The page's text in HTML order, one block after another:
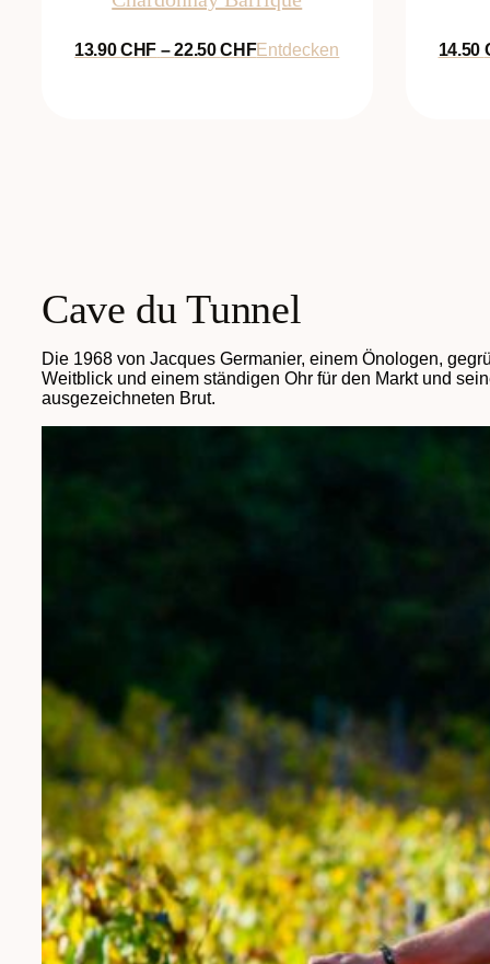
13.90CHF –22.50CHFPreisspanne:
Entdecken 14.50
Cave du Tunnel
Die 1968 von Jacques Germanier, einem Önologen,
Weitblick und einem ständigen Ohr für den Markt und
ausgezeichneten Brut.